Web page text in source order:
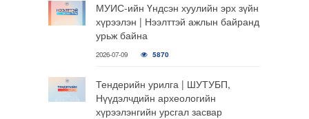
МУИС-ийн Үндсэн хуулийн эрх зүйн
хүрээлэн | Нээлттэй ажлын байранд
урьж байна
2026-07-09 5870
Тендерийн урилга | ШУТУБП,
Нүүдэлчдийн археологийн
хүрээлэнгийн урсгал засвар